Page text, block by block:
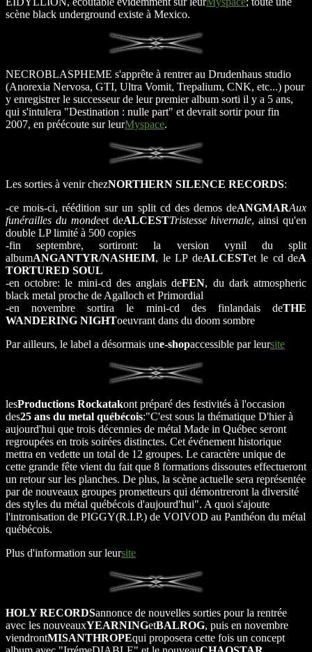
scène black underground existe à Mexico.
NECROBLASPHEME s'apprête à rentrer au Drudenhaus studio
(Anorexia Nervosa, GTI, Ultra Vomit, Trepalium, CNK, etc...) pour
y enregistrer le successeur de leur premier album sorti il y a 5 ans,
qui s'intulera "Destination : nulle part" et devrait sortir pour fin
2007, en préécoute sur leurMyspace.
Les sorties à venir chezNORTHERN SILENCE RECORDS:
-ce mois-ci, réédition sur un split cd des demos deANGMARAux
funérailles du mondeet deALCESTTristesse hivernale, ainsi qu'en
double LP limité à 500 copies
-fin septembre, sortiront: la version vynil du split
albumANGANTYR/NASHEIM, le LP deALCESTet le cd deA
TORTURED SOUL
-en octobre: le mini-cd des anglais deFEN, du dark atmospheric
black metal proche de Agalloch et Primordial
-en novembre sortira le mini-cd des finlandais deTHE
WANDERING NIGHToeuvrant dans du doom sombre
Par ailleurs, le label a désormais une-shopaccessible par leursite
lesProductions Rockatakont préparé des festivités à l'occasion
des25 ans du metal québécois:"C'est sous la thématique D'hier à
aujourd'hui que trois décennies de métal Made in Québec seront
regroupées en trois soirées distinctes. Cet événement historique
mettra en vedette un total de 12 groupes. Le caractère unique de
cette grande fête vient du fait que 8 formations dissoutes effectueront
un retour sur les planches. De plus, la scène actuelle sera représentée
par de nouveaux groupes prometteurs qui démontreront la diversité
des styles du métal québécois d'aujourd'hui". A quoi s'ajoute
l'intronisation de PIGGY(R.I.P.) de VOIVOD au Panthéon du métal
québécois.
Plus d'information sur leursite
HOLY RECORDSannonce de nouvelles sorties pour la rentrée
avec les nouveauxYEARNINGetBALROG, puis en novembre
viendrontMISANTHROPEqui proposera cette fois un concept